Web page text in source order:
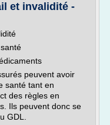
et invalidité -
peuvent avoir
santé tant en
des règles en
Ils peuvent donc se
GDL.